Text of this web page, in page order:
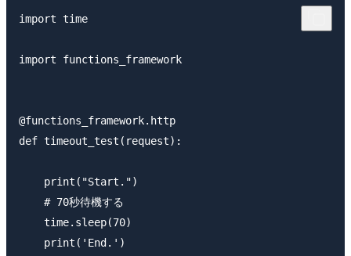
import time
import functions_framework
@functions_framework.http
def timeout_test(request):
    print("Start.")
    # 70秒待機する
    time.sleep(70)
    print('End.')